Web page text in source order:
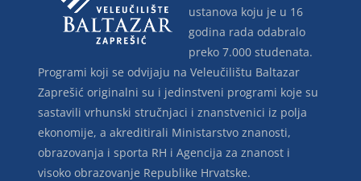
ustanova koju je u 16
godina rada odabralo
preko 7.000 studenata.
Programi koji se odvijaju na Veleučilištu Baltazar
Zaprešić originalni su i jedinstveni programi koje su
sastavili vrhunski stručnjaci i znanstvenici iz polja
ekonomije, a akreditirali Ministarstvo znanosti,
obrazovanja i sporta RH i Agencija za znanost i
visoko obrazovanje Republike Hrvatske.